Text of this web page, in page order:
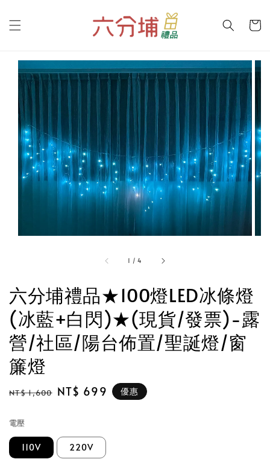
1 /4
六分埔禮品★100燈LED冰條燈
(冰藍+白閃)★(現貨/發票)-露
營/社區/陽台佈置/聖誕燈/窗
簾燈
Regular
NT$ 1,600 Sale
NT$ 699 優惠
電壓
110V 220V